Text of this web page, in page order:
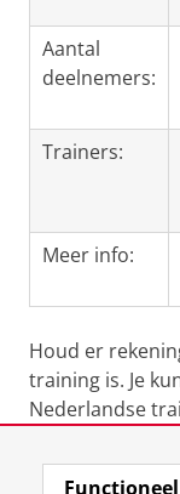
Aantal
deelnemers:
Trainers:
Meer info:
Houd er
training is. Je
Nederlandse
Laatst gewijzigd:
Functioneel